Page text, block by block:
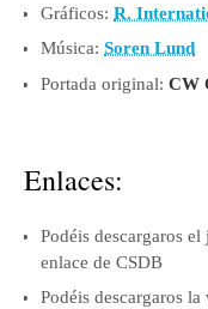
Gráficos: R.
Música: Soren Lund
Portada original: CW
Enlaces:
Podéis descargaros
enlace de CSDB
Podéis descargaros